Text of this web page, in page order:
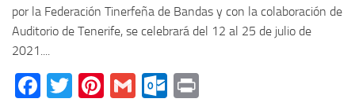
por la Federación Tinerfeña de Bandas y con la colaboración de
Auditorio de Tenerife, se celebrará del 12 al 25 de julio de
2021....
Facebook
TwitterPinterest
GmailOutlook.com